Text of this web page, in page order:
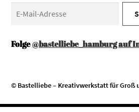
Folge@bastelliebe_hamburg auf
© Bastelliebe – Kreativwerkstatt für Groß